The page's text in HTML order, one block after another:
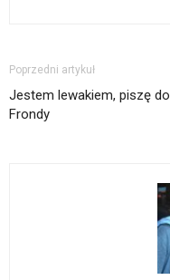
Poprzedni artykuł
Jestem lewakiem, piszę do
Frondy